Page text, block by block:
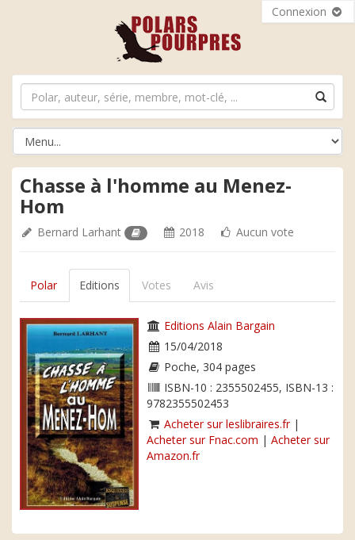
Connexion
Chasse à l'homme au Menez-
Hom
Bernard Larhant 2018 Aucun vote
Polar Editions Votes Avis
Editions Alain Bargain
15/04/2018
Poche, 304 pages
ISBN-10 : 2355502455, ISBN-13 :
9782355502453
Acheter sur leslibraires.fr|
Acheter sur Fnac.com | Acheter sur
Amazon.fr